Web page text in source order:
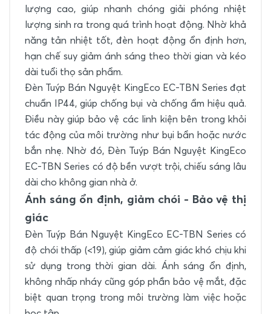
lượng cao, giúp nhanh chóng giải phóng nhiệt
lượng sinh ra trong quá trình hoạt động. Nhờ khả
năng tản nhiệt tốt, đèn hoạt động ổn định hơn,
hạn chế suy giảm ánh sáng theo thời gian và kéo
dài tuổi thọ sản phẩm.
Đèn Tuýp Bán Nguyệt KingEco EC-TBN Series đạt
chuẩn IP44, giúp chống bụi và chống ẩm hiệu quả.
Điều này giúp bảo vệ các linh kiện bên trong khỏi
tác động của môi trường như bụi bẩn hoặc nước
bắn nhẹ. Nhờ đó, Đèn Tuýp Bán Nguyệt KingEco
EC-TBN Series có độ bền vượt trội, chiếu sáng lâu
dài cho không gian nhà ở.
Ánh sáng ổn định, giảm chói - Bảo vệ thị
giác
Đèn Tuýp Bán Nguyệt KingEco EC-TBN Series có
độ chói thấp (<19), giúp giảm cảm giác khó chịu khi
sử dụng trong thời gian dài. Ánh sáng ổn định,
không nhấp nháy cũng góp phần bảo vệ mắt, đặc
biệt quan trọng trong môi trường làm việc hoặc